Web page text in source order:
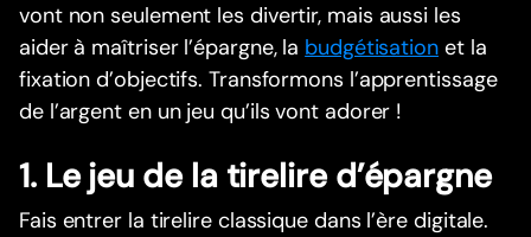
vont non seulement les divertir, mais aussi les
aider à maîtriser l’épargne, la budgétisationet la
fixation d’objectifs. Transformons l’apprentissage
de l’argent en un jeu qu’ils vont adorer !
1. Le jeu de la tirelire d’épargne
Fais entrer la tirelire classique dans l’ère digitale.